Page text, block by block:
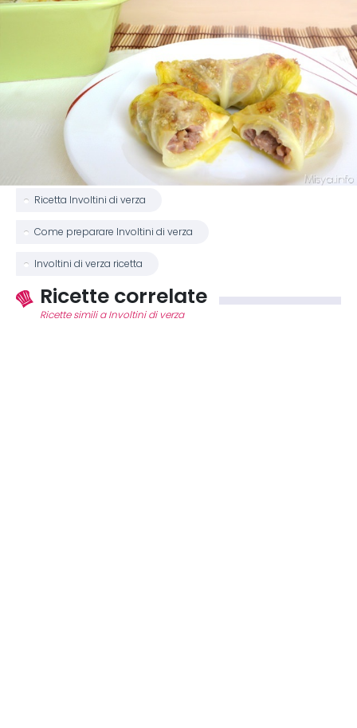
Ricetta Involtini di verza
Come preparare Involtini di verza
Involtini di verza ricetta
Ricette correlate
Ricette simili a Involtini di verza